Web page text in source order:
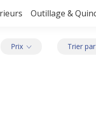
Outillage &
Prix Trier par